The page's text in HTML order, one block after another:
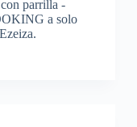
parrilla -
a solo